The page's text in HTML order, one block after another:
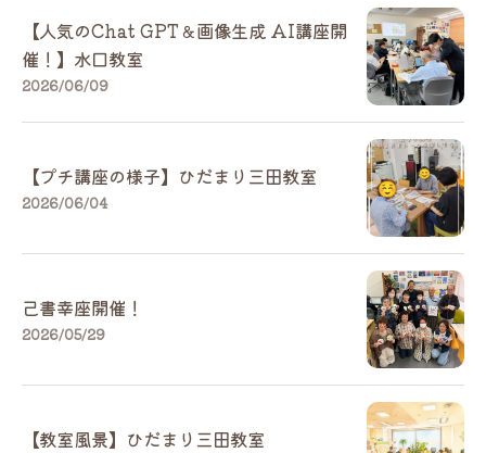
【人気のChat GPT＆画像生成 AI講座開
催！】水口教室
2026/06/09
【プチ講座の様子】ひだまり三田教室
2026/06/04
己書幸座開催！
2026/05/29
【教室風景】ひだまり三田教室